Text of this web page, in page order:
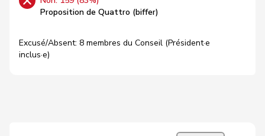
Proposition de Quattro (biffer)
Excusé/Absent: 8 membres du Conseil (Président·e
inclus·e)